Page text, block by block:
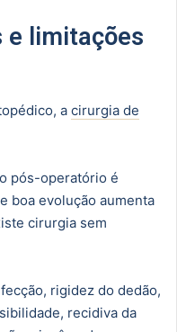
e limitações
a cirurgia de
pós-operatório é
boa evolução aumenta
cirurgia sem
rigidez do dedão,
recidiva da